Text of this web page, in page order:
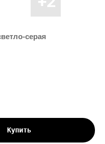
серая
Купить